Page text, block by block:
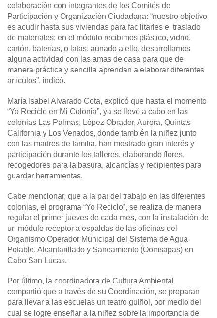
colaboración con integrantes de los Comités de
Participación y Organización Ciudadana: “nuestro objetivo
es acudir hasta sus viviendas para facilitarles el traslado
de materiales; en el módulo recibimos plástico, vidrio,
cartón, baterías, o latas, aunado a ello, desarrollamos
alguna actividad con las amas de casa para que de
manera práctica y sencilla aprendan a elaborar diferentes
artículos”, indicó.
María Isabel Alvarado Cota, explicó que hasta el momento
“Yo Reciclo en Mi Colonia”, ya se llevó a cabo en las
colonias Las Palmas, López Obrador, Aurora, Quintas
California y Los Venados, donde también la niñez junto
con las madres de familia, han mostrado gran interés y
participación durante los talleres, elaborando flores,
recogedores para la basura, alcancías y recipientes para
guardar herramientas.
Cabe mencionar, que a la par del trabajo en las diferentes
colonias, el programa “Yo Reciclo”, se realiza de manera
regular el primer jueves de cada mes, con la instalación de
un módulo receptor a espaldas de las oficinas del
Organismo Operador Municipal del Sistema de Agua
Potable, Alcantarillado y Saneamiento (Oomsapas) en
Cabo San Lucas.
Por último, la coordinadora de Cultura Ambiental,
compartió que a través de su Coordinación, se preparan
para llevar a las escuelas un teatro guiñol, por medio del
cual se logre enseñar a la niñez sobre la importancia de